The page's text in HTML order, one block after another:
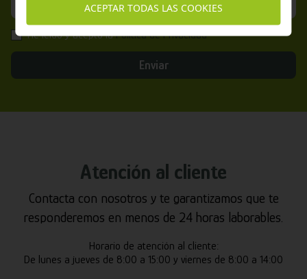
He leído y acepto laPolítica de Privacidad
Enviar
Atención al cliente
Contacta con nosotros y te garantizamos que te
responderemos en menos de 24 horas laborables.
Horario de atención al cliente:
De lunes a jueves de 8:00 a 15:00 y viernes de 8:00 a 14:00
ACEPTAR TODAS LAS COOKIES